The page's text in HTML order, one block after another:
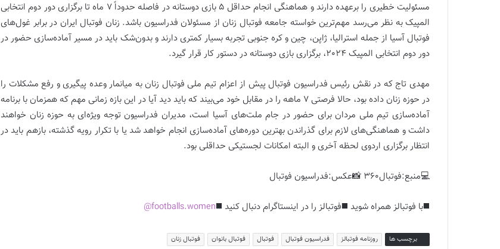
مسئولیت خطیری را برعهده دارند و هماهنگی انجام حداقل 5 بازی دوستانه در فاصله حدوداً 7 ماه تا برگزاری دور دوم انتخابی
المپیک به نظر می‌رسد مهم‌ترین خواسته جامعه فوتبال زنان از مسئولان فدراسیون باشد. زنان فوتبال ایران در برابر غول‌های
فوتبال آسیا از جمله استرالیا، ژاپن، چین و کره جنوبی تجربه بسیار کمتری دارند و بدون‌شک باید در مسیر آماده‌سازی حضور در
دور دوم انتخابی المپیک 2024، برگزاری بازی دوستانه در دستور کار قرار گیرد.
مهدی تاج که در نقش رئیس فدراسیون فوتبال پیش از اعزام تیم ملی فوتبال زنان به میانمار وعده پیگیری و رفع مشکلات را
در حوزه زنان داده بود، حالا فرصتی 7 ماهه را در مقابل خود می‌بیند که باید دید آیا در این بازه زمانی مهم که همزمان با برنامه
آماده‌سازی تیم ملی مردان برای حضور در جام ملت‌های آسیا است، مدیران فدراسیون توجه ویژه‌ای به حوزه زنان خواهند
داشت و هماهنگی‌های لازم برای گذراندن بهترین دوره‌های آماده‌سازی انجام خواهد شد یا با تکرار رویه گذشته، بازهم باید در
انتظار برگزاری اردوی لحظه آخری و البته امکانات لجستیکی حداقلی بود.
💻منبع:فوتبال360 📸عکس:فدراسیون فوتبال
◼️با فوتبالز همراه شوید ◼️فوتبالز را در اینستاگرام دنبال کنید ◼️footballs.women@
برچسب ها روزنامه فوتبالز فدراسیون فوتبال فوتبال فوتبال بانوان فوتبال زنان